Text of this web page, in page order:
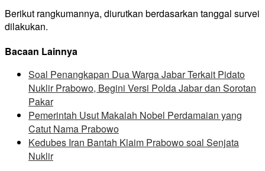
Berikut rangkumannya, diurutkan berdasarkan tanggal survei
dilakukan.
Bacaan Lainnya
Soal Penangkapan Dua Warga Jabar Terkait Pidato
Nuklir Prabowo, Begini Versi Polda Jabar dan Sorotan
Pakar
Pemerintah Usut Makalah Nobel Perdamaian yang
Catut Nama Prabowo
Kedubes Iran Bantah Klaim Prabowo soal Senjata
Nuklir